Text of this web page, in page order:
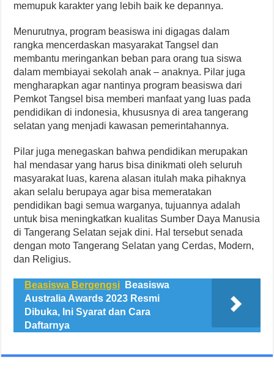
memupuk karakter yang lebih baik ke depannya.
Menurutnya, program beasiswa ini digagas dalam
rangka mencerdaskan masyarakat Tangsel dan
membantu meringankan beban para orang tua siswa
dalam membiayai sekolah anak – anaknya. Pilar juga
mengharapkan agar nantinya program beasiswa dari
Pemkot Tangsel bisa memberi manfaat yang luas pada
pendidikan di indonesia, khususnya di area tangerang
selatan yang menjadi kawasan pemerintahannya.
Pilar juga menegaskan bahwa pendidikan merupakan
hal mendasar yang harus bisa dinikmati oleh seluruh
masyarakat luas, karena alasan itulah maka pihaknya
akan selalu berupaya agar bisa memeratakan
pendidikan bagi semua warganya, tujuannya adalah
untuk bisa meningkatkan kualitas Sumber Daya Manusia
di Tangerang Selatan sejak dini. Hal tersebut senada
dengan moto Tangerang Selatan yang Cerdas, Modern,
dan Religius.
Beasiswa Bergengsi
Beasiswa
Australia Awards 2023 Resmi
Dibuka, Ini Syarat dan Cara
Daftarnya